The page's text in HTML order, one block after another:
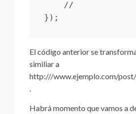
});
El código anterior se
similiar a
http:///www.ejemplo.com/
.
Habrá momento que vamos a